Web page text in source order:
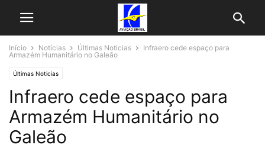
Início Notícias Últimas Noticias
Infraero cede espaço para
Armazém Humanitário no Galeão
Últimas Noticias
Infraero cede espaço para
Armazém Humanitário no
Galeão